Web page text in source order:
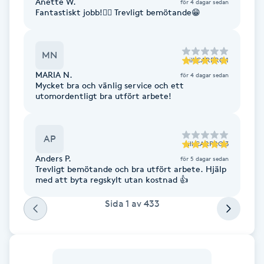
Faceliftmassage
Fettreducering
Fibromassage
Fillers
Fantastiskt jobb!👍🏽 Trevligt bemötande😁
MN till CARPRO 1
MARIA N. för 4 dagar sedan
Mycket bra och vänlig service och ett
utomordentligt bra utfört arbete!
AP till CARPRO 3
Anders P. för 5 dagar sedan
Trevligt bemötande och bra utfört arbete. Hjälp
med att byta regskylt utan kostnad 👍
Sida 1 av 433